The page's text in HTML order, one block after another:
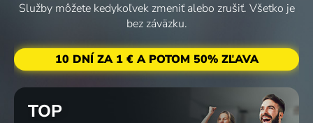
Služby môžete kedykoľvek zmeniť alebo zrušiť. Všetko je
bez záväzku.
10 DNÍ ZA 1 € A POTOM 50% ZĽAVA
TOP